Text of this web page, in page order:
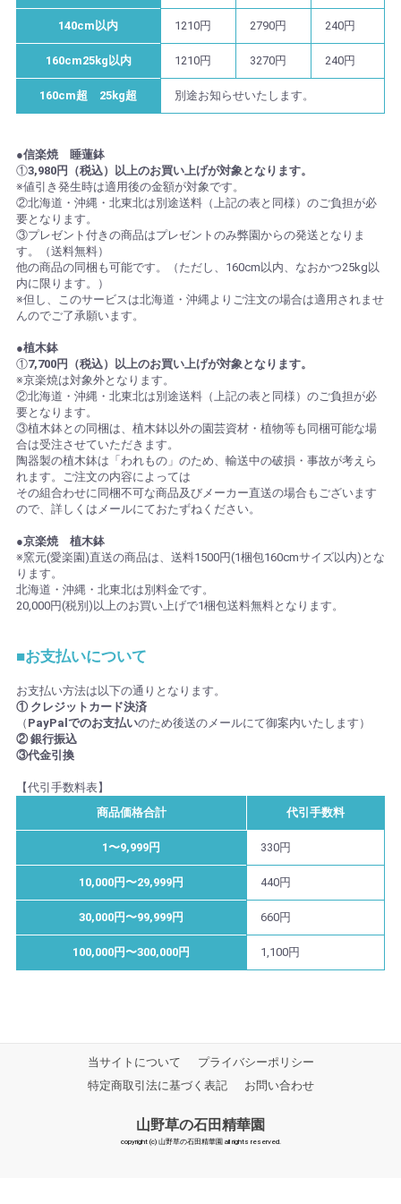
140cm以内 1210円 2790円 240円
160cm25kg以内 1210円 3270円 240円
160cm超 25kg超 別途お知らせいたします。
●信楽焼 睡蓮鉢
①3,980円（税込）以上のお買い上げが対象となります。
※値引き発生時は適用後の金額が対象です。
②北海道・沖縄・北東北は別途送料（上記の表と同様）のご負担が必
要となります。
③プレゼント付きの商品はプレゼントのみ弊園からの発送となりま
す。（送料無料）
他の商品の同梱も可能です。（ただし、160cm以内、なおかつ25kg以
内に限ります。）
※但し、このサービスは北海道・沖縄よりご注文の場合は適用されませ
んのでご了承願います。
●植木鉢
①7,700円（税込）以上のお買い上げが対象となります。
※京楽焼は対象外となります。
②北海道・沖縄・北東北は別途送料（上記の表と同様）のご負担が必
要となります。
③植木鉢との同梱は、植木鉢以外の園芸資材・植物等も同梱可能な場
合は受注させていただきます。
陶器製の植木鉢は「われもの」のため、輸送中の破損・事故が考えら
れます。ご注文の内容によっては
その組合わせに同梱不可な商品及びメーカー直送の場合もございます
ので、詳しくはメールにておたずねください。
●京楽焼 植木鉢
※窯元(愛楽園)直送の商品は、送料1500円(1梱包160cmサイズ以内)とな
ります。
北海道・沖縄・北東北は別料金です。
20,000円(税別)以上のお買い上げで1梱包送料無料となります。
■お支払いについて
お支払い方法は以下の通りとなります。
① クレジットカード決済
（ PayPalでのお支払いのため後送のメールにて御案内いたします）
② 銀行振込
③代金引換
【代引手数料表】
商品価格合計
代引手数料
1〜9,999円 330円
10,000円〜29,999円 440円
30,000円〜99,999円 660円
100,000円〜300,000円 1,100円
当サイトについて
プライバシーポリシー
特定商取引法に基づく表記
お問い合わせ
山野草の石田精華園
copyright (c) 山野草の石田精華園 all rights reserved.